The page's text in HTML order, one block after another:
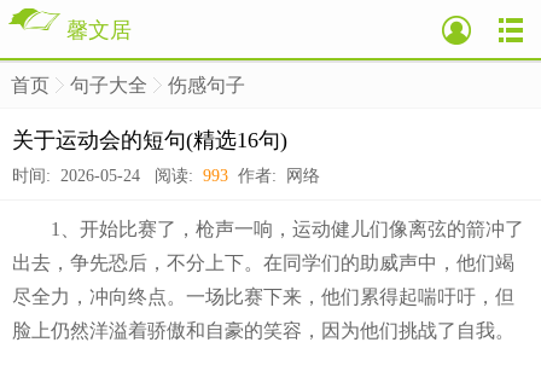
馨文居
首页 句子大全 伤感句子
关于运动会的短句(精选16句)
时间: 2026-05-24 阅读: 993 作者: 网络
1、开始比赛了，枪声一响，运动健儿们像离弦的箭冲了
出去，争先恐后，不分上下。在同学们的助威声中，他们竭
尽全力，冲向终点。一场比赛下来，他们累得起喘吁吁，但
脸上仍然洋溢着骄傲和自豪的笑容，因为他们挑战了自我。